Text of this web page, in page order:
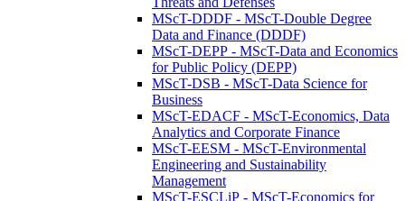
MScT-DDDF - MScT-Double Degree
Data and Finance (DDDF)
MScT-DEPP - MScT-Data and Economics
for Public Policy (DEPP)
MScT-DSB - MScT-Data Science for
Business
MScT-EDACF - MScT-Economics, Data
Analytics and Corporate Finance
MScT-EESM - MScT-Environmental
Engineering and Sustainability
Management
MScT-ESCLiP - MScT-Economics for